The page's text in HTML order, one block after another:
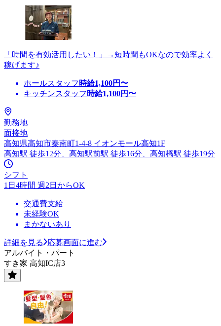
「時間を有効活用したい！」→短時間もOKなので効率よく
稼げます♪
ホールスタッフ 時給1,100円〜
キッチンスタッフ 時給1,100円〜
勤務地
面接地
高知県高知市秦南町1-4-8 イオンモール高知1F
高知駅 徒歩12分、高知駅前駅 徒歩16分、高知橋駅 徒歩19分
シフト
1日4時間 週2日からOK
交通費支給
未経験OK
まかないあり
詳細を見る
応募画面に進む
アルバイト・パート
すき家 高知IC店3